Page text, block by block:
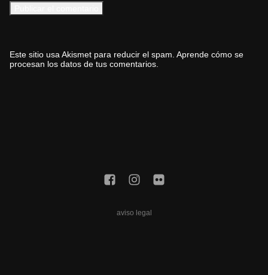
Este sitio usa Akismet para reducir el spam. Aprende cómo se
procesan los datos de tus comentarios.
aviso legal